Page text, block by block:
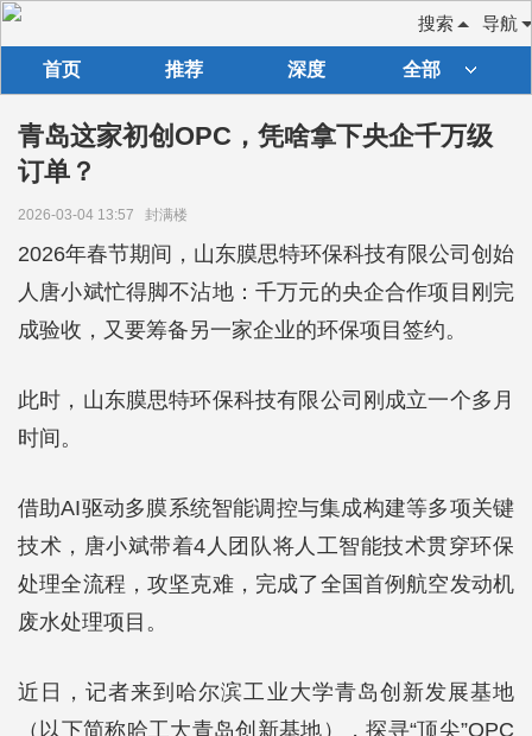
导航
搜索
首页 推荐 深度 全部
青岛这家初创OPC，凭啥拿下央企千万级
订单？
2026-03-04 13:57 封满楼
2026年春节期间，山东膜思特环保科技有限公司创始
人唐小斌忙得脚不沾地：千万元的央企合作项目刚完
成验收，又要筹备另一家企业的环保项目签约。
此时，山东膜思特环保科技有限公司刚成立一个多月
时间。
借助AI驱动多膜系统智能调控与集成构建等多项关键
技术，唐小斌带着4人团队将人工智能技术贯穿环保
处理全流程，攻坚克难，完成了全国首例航空发动机
废水处理项目。
近日，记者来到哈尔滨工业大学青岛创新发展基地
（以下简称哈工大青岛创新基地），探寻“顶尖”OPC